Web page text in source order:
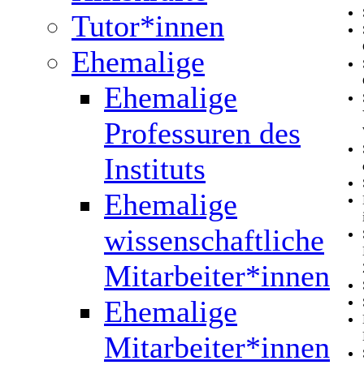
Tutor*innen
Ehemalige
Ehemalige
Professuren des
Instituts
Ehemalige
wissenschaftliche
Mitarbeiter*innen
Ehemalige
Mitarbeiter*innen